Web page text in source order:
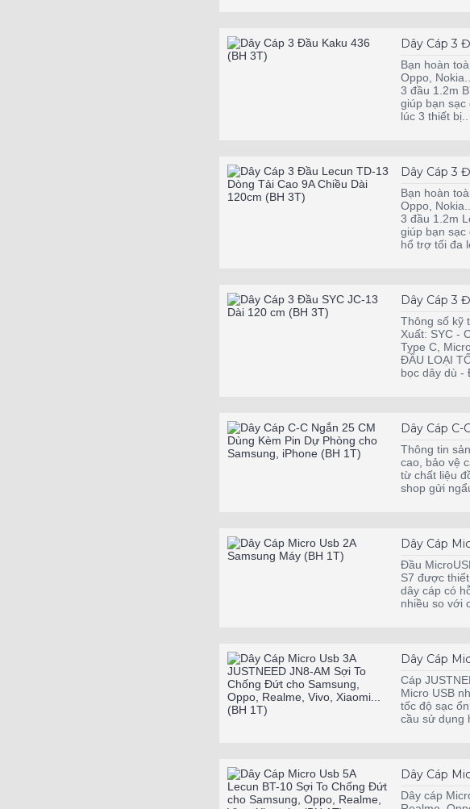
Dây Cáp 3
Bạn hoàn
Oppo,
3 đầu 1.2m
giúp bạn sạc
lúc 3 thiết bị..
Dây Cáp 3
Bạn hoàn
Oppo,
3 đầu 1.2m
giúp bạn sạc
hổ trợ tối đa
Dây Cáp 3
Thông số kỹ
Xuất: SYC -
Type C,
ĐẦU LOẠI
bọc dây dù -
Dây Cáp
Thông tin
cao, bảo vệ
từ chất liệu
shop gửi
Dây Cáp
Đầu
S7 được
dây cáp có
nhiều so với
Dây Cáp
Cáp
Micro USB
tốc độ sạc
cầu sử dụng
Dây Cáp
Dây cáp